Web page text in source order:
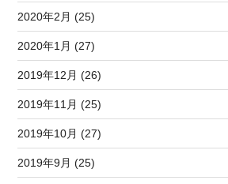
2020年2月 (25)
2020年1月 (27)
2019年12月 (26)
2019年11月 (25)
2019年10月 (27)
2019年9月 (25)